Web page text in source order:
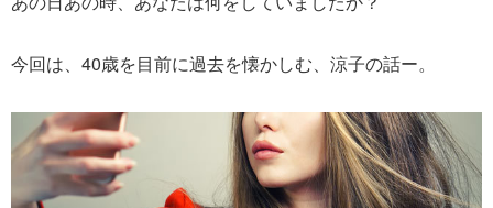
今回は、40歳を目前に過去を懐かしむ、涼子の話ー。